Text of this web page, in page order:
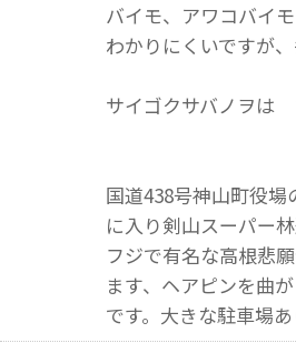
バイモ、アワコバイ
わかりにくいですが、
サイゴクサバノヲは
国道438号神山町役場
に入り剣山スーパー
フジで有名な高根悲
ます、ヘアピンを曲
です。大きな駐車場あ